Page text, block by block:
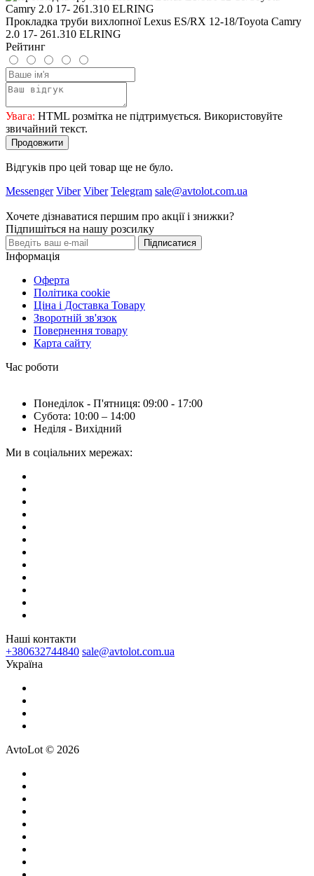
Прокладка труби вихлопної Lexus ES/RX 12-18/Toyota Camry
2.0 17- 261.310 ELRING
Рейтинг
Увага: HTML розмітка не підтримується. Використовуйте
звичайний текст.
Продовжити
Відгуків про цей товар ще не було.
Messenger Viber Viber Telegram sale@avtolot.com.ua
Хочете дізнаватися першим про акції і знижки?
Підпишіться на нашу розсилку
Підписатися
Інформація
Оферта
Політика cookie
Ціна і Доставка Товару
Зворотній зв'язок
Повернення товару
Карта сайту
Час роботи
Понеділок - П'ятниця: 09:00 - 17:00
Субота: 10:00 – 14:00
Неділя - Вихідний
Ми в соціальних мережах:
Наші контакти
+380632744840 sale@avtolot.com.ua
Українa
AvtoLot © 2026